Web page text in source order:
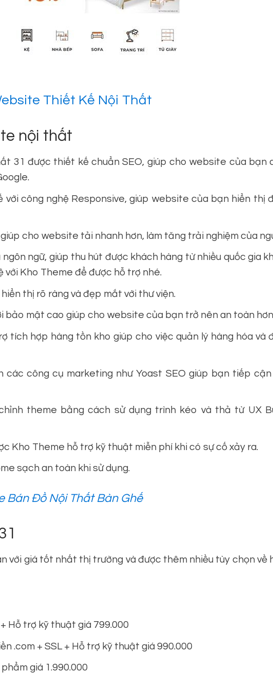
Thiết Kế Nội Thất
nội thất
31 được thiết kế chuẩn SEO, giúp cho website của bạn
với công nghệ Responsive, giúp website của bạn hiển thị
cho website tải nhanh hơn, làm tăng trải nghiệm của
ngữ, giúp thu hút được khách hàng từ nhiều quốc gia
với Kho Theme để được hỗ trợ nhé.
thị rõ ràng và đẹp mắt với thư viện.
bảo mật cao giúp cho website của bạn trở nên an toàn
tích hợp hàng tồn kho giúp cho việc quản lý hàng hóa và
công cụ marketing như Yoast SEO giúp bạn tiếp
theme bằng cách sử dụng trình kéo và thả từ UX
Kho Theme hỗ trợ kỹ thuật miễn phí khi có sự cố xảy ra.
sạch an toàn khi sử dụng.
Bán Đồ Nội Thất Bàn Ghế
với giá tốt nhất thị trường và được thêm nhiều tùy chọn về
Hỗ trợ kỹ thuật giá 799.000
.com + SSL + Hỗ trợ kỹ thuật giá 990.000
giá 1.990.000